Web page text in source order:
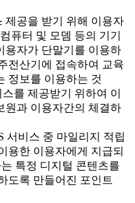
공을 받기 위해 이용자
퓨터 및 모뎀 등의 기기
자가 단말기를 이용하
전산기에 접속하여 교육
정보를 이용하는 것
를 제공받기 위하여 이
원과 이용자간의 체결하
서비스 중 마일리지 적립
용한 이용자에게 지급되
특정 디지털 콘텐츠를
도록 만들어진 포인트